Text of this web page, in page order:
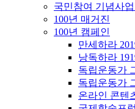
국민참여 기념사
100년 매거진
100년 캠페인
만세하라
낭독하라
독립운동가
독립운동가
온라인 콘텐